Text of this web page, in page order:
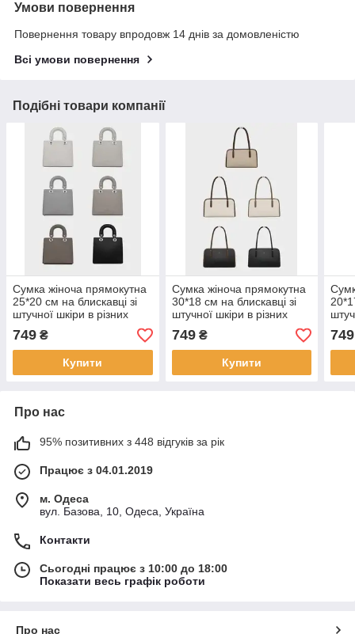
Умови повернення
Повернення товару впродовж 14 днів за домовленістю
Всі умови повернення
Подібні товари компанії
Сумка жіноча прямокутна
25*20 см на блискавці зі
штучної шкіри в різних
749 ₴
Купити
Сумка жіноча прямокутна
30*18 см на блискавці зі
штучної шкіри в різних
749₴
Купити
749
Про нас
95% позитивних з 448 відгуків за рік
Працює з 04.01.2019
м. Одеса
вул. Базова, 10, Одеса, Україна
Контакти
Сьогодні працює з 10:00 до 18:00
Показати весь графік роботи
Про нас